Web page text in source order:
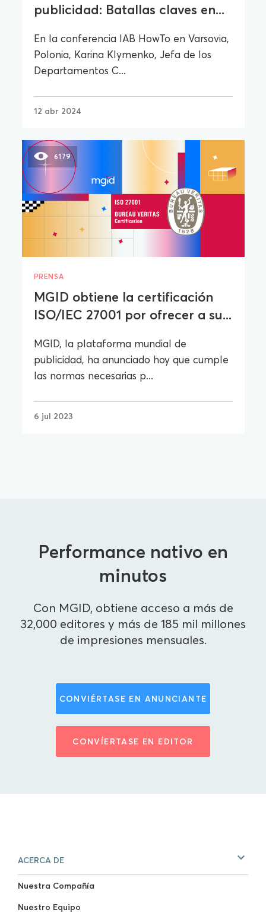
publicidad: Batallas claves en...
En la conferencia IAB HowTo en Varsovia,
Polonia, Karina Klymenko, Jefa de los
Departamentos C...
12 abr 2024
6179
PRENSA
MGID obtiene la certificación
ISO/IEC 27001 por ofrecer a su...
MGID, la plataforma mundial de
publicidad, ha anunciado hoy que cumple
las normas necesarias p...
6 jul 2023
Performance nativo en
minutos
Con MGID, obtiene acceso a más de
32,000 editores y más de 185 mil millones
de impresiones mensuales.
CONVIÉRTASE EN ANUNCIANTE
CONVÍERTASE EN EDITOR
ACERCA DE
Nuestra Compañía
Nuestro Equipo